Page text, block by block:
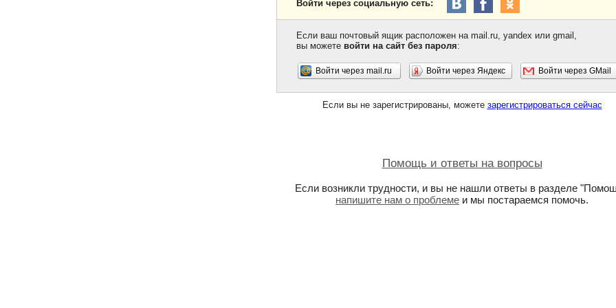
Войти через социальную сеть:
Если ваш почтовый ящик расположен на mail.ru, yandex или gmail,
вы можете войти на сайт без пароля:
Войти через mail.ru Войти через Яндекс Войти через GMail
Если вы не зарегистрированы, можете зарегистрироваться сейчас
Помощь и ответы на вопросы
Если возникли трудности, и вы не нашли ответы в разделе
напишите нам о проблеме и мы постараемся помочь.